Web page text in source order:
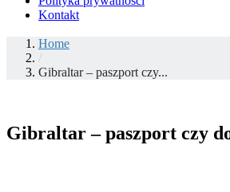
Kontakt
Home
/
Gibraltar – paszport czy...
Gibraltar – paszport czy